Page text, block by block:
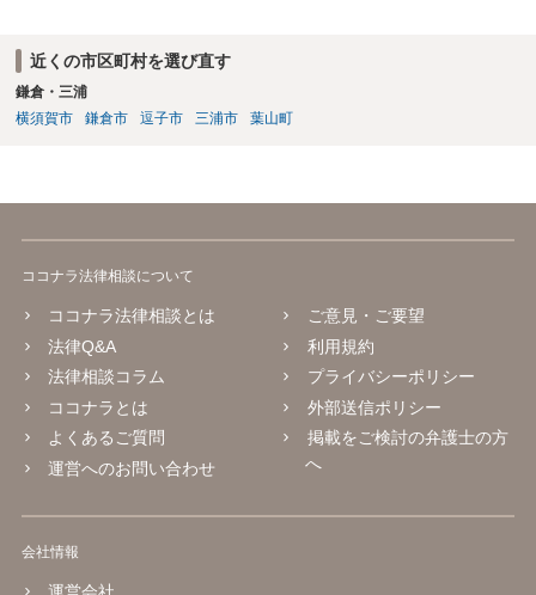
近くの市区町村を選び直す
鎌倉・三浦
横須賀市
鎌倉市 逗子市 三浦市 葉山町
ココナラ法律相談について
ココナラ法律相談とは
法律Q&A
法律相談コラム
ココナラとは
よくあるご質問
運営へのお問い合わせ
ご意見・ご要望
利用規約
プライバシーポリシー
外部送信ポリシー
掲載をご検討の弁護士の方
へ
会社情報
運営会社